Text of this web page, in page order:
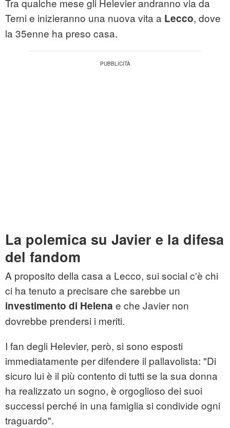
Tra qualche mese gli Helevier andranno via da
Terni e inizieranno una nuova vita a Lecco, dove
la 35enne ha preso casa.
La polemica su Javier e la difesa
del fandom
A proposito della casa a Lecco, sui social c'è chi
ci ha tenuto a precisare che sarebbe un
investimento di Helena e che Javier non
dovrebbe prendersi i meriti.
I fan degli Helevier, però, si sono esposti
immediatamente per difendere il pallavolista: "Di
sicuro lui è il più contento di tutti se la sua donna
ha realizzato un sogno, è orgoglioso dei suoi
successi perché in una famiglia si condivide ogni
traguardo".